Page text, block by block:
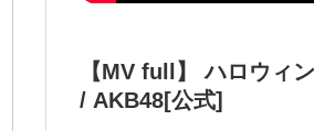
【MV full】 ハロウィ
/ AKB48[公式]